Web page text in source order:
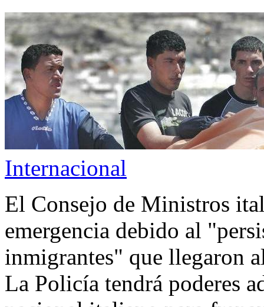
Internacional
El Consejo de Ministros
emergencia debido al
inmigrantes" que llegaron
La Policía tendrá poderes